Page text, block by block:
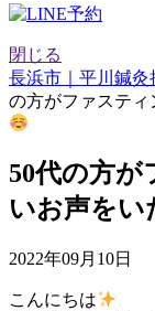
閉じる
長浜市｜平川鍼灸
の方がファスティ
50代の方が
いお声をい
2022年09月10日
こんにちは